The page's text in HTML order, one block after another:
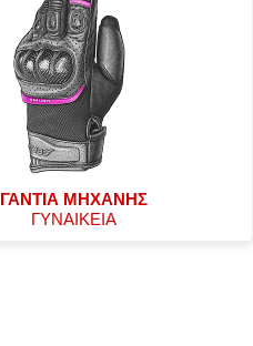
ΓΑΝΤΙΑ ΜΗΧΑΝΗΣ
ΓΥΝΑΙΚΕΙΑ